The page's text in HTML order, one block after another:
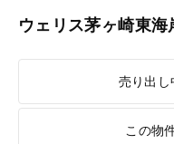
ウェリス茅ヶ崎東海
売り出し
この物